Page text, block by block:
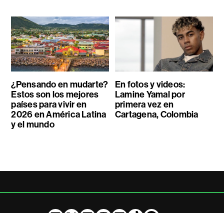
¿Pensando en mudarte?
Estos son los mejores
países para vivir en
2026 en América Latina
y el mundo
En fotos y videos:
Lamine Yamal por
primera vez en
Cartagena, Colombia